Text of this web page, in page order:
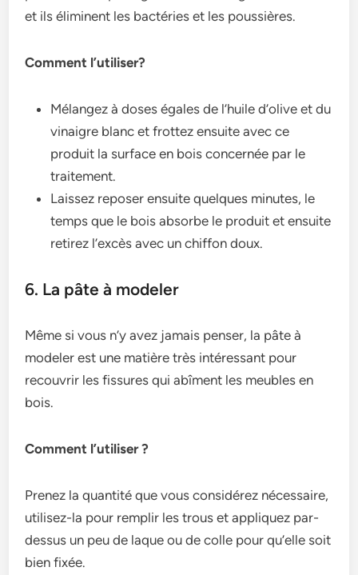
et ils éliminent les bactéries et les poussières.
Comment l’utiliser?
Mélangez à doses égales de l’huile d’olive et du
vinaigre blanc et frottez ensuite avec ce
produit la surface en bois concernée par le
traitement.
Laissez reposer ensuite quelques minutes, le
temps que le bois absorbe le produit et ensuite
retirez l’excès avec un chiffon doux.
6. La pâte à modeler
Même si vous n’y avez jamais penser, la pâte à
modeler est une matière très intéressant pour
recouvrir les fissures qui abîment les meubles en
bois.
Comment l’utiliser ?
Prenez la quantité que vous considérez nécessaire,
utilisez-la pour remplir les trous et appliquez par-
dessus un peu de laque ou de colle pour qu’elle soit
bien fixée.